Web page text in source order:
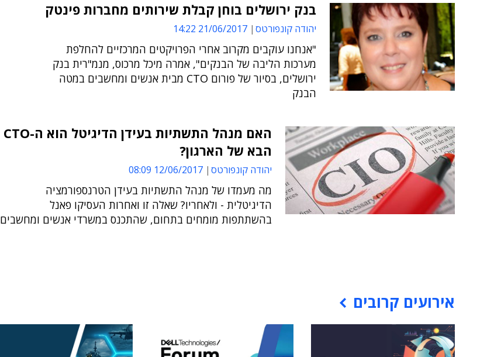
בנק ירושלים בוחן קבלת שירותים מחברות פינטק
יהודה קונפורטס 21/06/2017 14:22
"אנחנו עוקבים מקרוב אחרי הפרויקטים המרכזיים להחלפת
מערכות הליבה של הבנקים", אמרה מיכל מרכוס, מנמ"רית בנק
ירושלים, בסיור של פורום CTO מבית אנשים ומחשבים במטה
הבנק
האם מנהל התשתיות בעידן הדיגיטל הוא ה-CTO
הבא של הארגון?
יהודה קונפורטס 12/06/2017 08:09
מה מעמדו של מנהל התשתיות בעידן הטרנספורמציה
הדיגיטלית - ולאחריו? שאלה זו ואחרות העסיקו פאנל
בהשתתפות מומחים בתחום, שהתכנס במשרדי אנשים ומחשבים
אירועים קרובים